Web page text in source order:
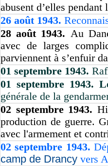
abusent d’elles
26 août 1943.
28 août 1943. Au
avec de larges
parviennent à s’enfuir
01 septembre 1943.
01 septembre 1943.
générale de la
02 septembre 1943.
production de guerre.
avec l'armement et
02 septembre 1943.
camp de Drancy vers